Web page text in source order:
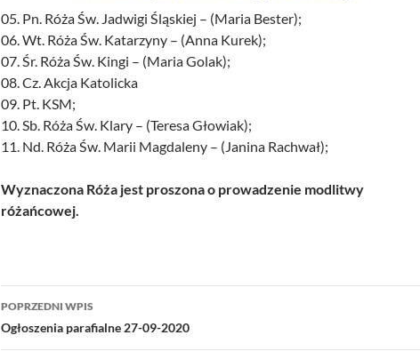
05. Pn. Róża Św. Jadwigi Śląskiej – (Maria Bester);
06. Wt. Róża Św. Katarzyny – (Anna Kurek);
07. Śr. Róża Św. Kingi – (Maria Golak);
08. Cz. Akcja Katolicka
09. Pt. KSM;
10. Sb. Róża Św. Klary – (Teresa Głowiak);
11. Nd. Róża Św. Marii Magdaleny – (Janina Rachwał);
Wyznaczona Róża jest proszona o prowadzenie modlitwy
różańcowej.
Nawigacja
wpisu
POPRZEDNI WPIS
Ogłoszenia parafialne 27-09-2020